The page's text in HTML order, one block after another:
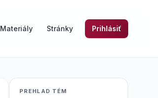
Materiály Stránky Prihlásiť
PREHLAD TÉM